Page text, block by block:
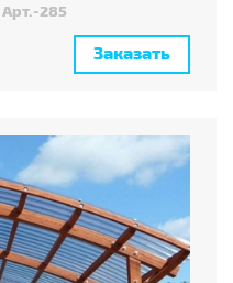
Арт.-285
Заказать